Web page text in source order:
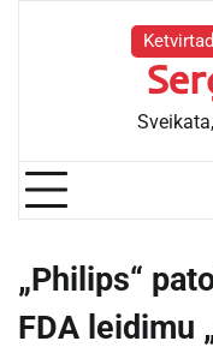
„Philips“
FDA leidimu